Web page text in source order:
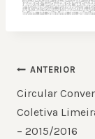
DE
POST
ANTERIOR
Circular
Coletiva
– 2015/2016